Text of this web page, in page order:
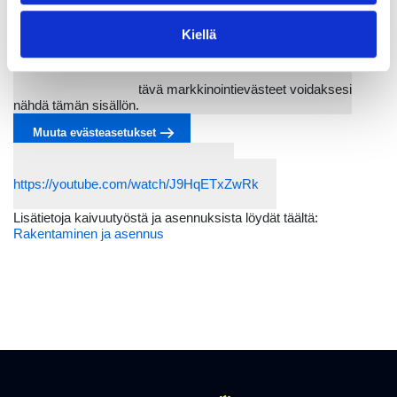
Kiellä
https://youtube.com/watch/1a9wMDKfnDE
Kodin sisäverkkovideo:
Sinun on hyväksyttävä markkinointievästeet voidaksesi
nähdä tämän sisällön.
Muuta evästeasetukset
https://youtube.com/watch/J9HqETxZwRk
Lisätietoja kaivuutyöstä ja asennuksista löydät täältä:
Rakentaminen ja asennus